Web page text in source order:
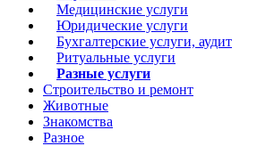
Медицинские услуги
Юридические услуги
Бухгалтерские услуги, аудит
Ритуальные услуги
Разные услуги
Строительство и ремонт
Животные
Знакомства
Разное